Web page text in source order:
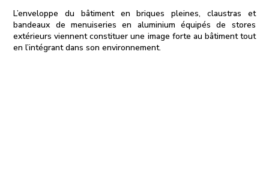
L’enveloppe du bâtiment en briques pleines, claustras et
bandeaux de menuiseries en aluminium équipés de stores
extérieurs viennent constituer une image forte au bâtiment tout
en l’intégrant dans son environnement.